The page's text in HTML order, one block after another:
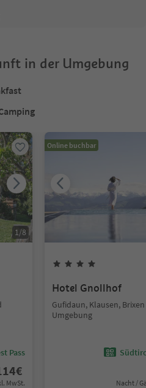
in der Umgebung
1/8
Pass
€
MwSt.
Online buchbar
Hotel Gnollhof
Gufidaun, Klausen,
Umgebung
Nacht /